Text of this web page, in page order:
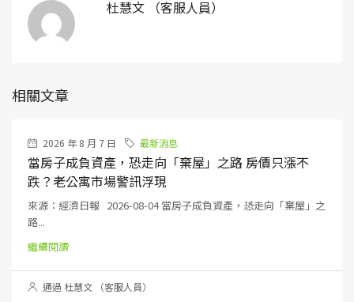
杜慧文 （客服人員）
相關文章
2026 年 8 月 7 日 最新消息
當房子成負資產，恐走向「棄屋」之路 房價只漲不
跌？老公寓市場警訊浮現
來源：經濟日報 2026-08-04 當房子成負資產，恐走向「棄屋」之
路...
繼續閱讀
通過 杜慧文 （客服人員）